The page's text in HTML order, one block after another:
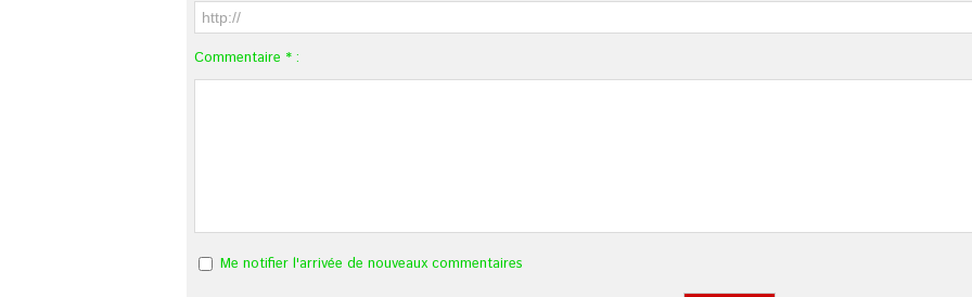
Commentaire * :
Me notifier l'arrivée de nouveaux commentaires